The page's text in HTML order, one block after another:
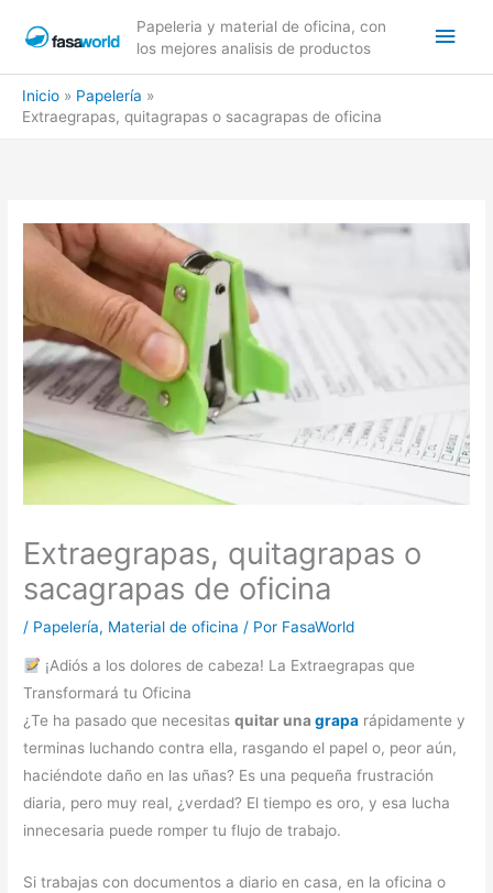
Papeleria y material de oficina, con
los mejores analisis de productos
Inicio
Papelería
Extraegrapas, quitagrapas o sacagrapas de oficina
Extraegrapas, quitagrapas o
sacagrapas de oficina
/ Papelería, Material de oficina / Por FasaWorld
¡Adiós a los dolores de cabeza! La Extraegrapas que
Transformará tu Oficina
¿Te ha pasado que necesitasquitar unagrapa rápidamente y
terminas luchando contra ella, rasgando el papel o, peor aún,
haciéndote daño en las uñas? Es una pequeña frustración
diaria, pero muy real, ¿verdad? El tiempo es oro, y esa lucha
innecesaria puede romper tu flujo de trabajo.
Si trabajas con documentos a diario en casa, en la oficina o